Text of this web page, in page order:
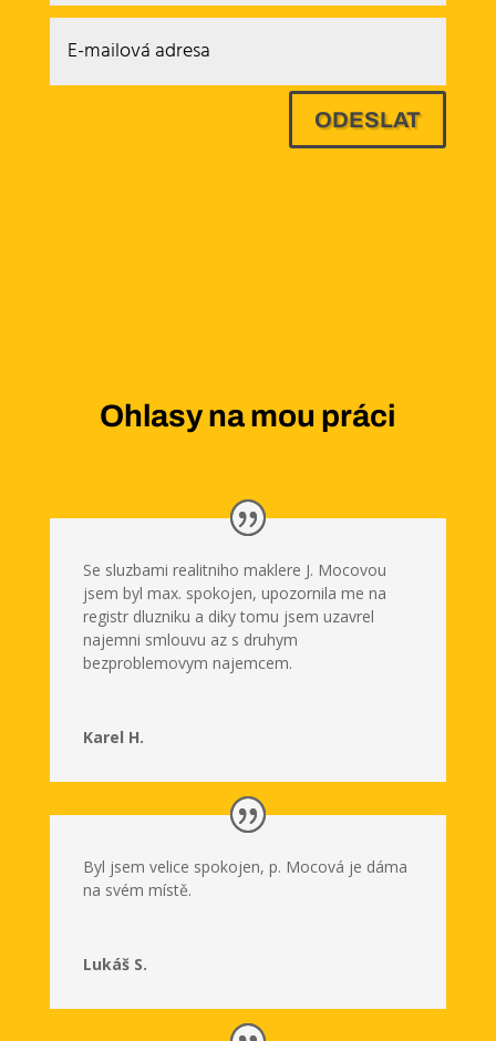
ODESLAT
Ohlasy na mou práci
Se sluzbami realitniho maklere J. Mocovou
jsem byl max. spokojen, upozornila me na
registr dluzniku a diky tomu jsem uzavrel
najemni smlouvu az s druhym
bezproblemovym najemcem.
Karel H.
Byl jsem velice spokojen, p. Mocová je dáma
na svém místě.
Lukáš S.